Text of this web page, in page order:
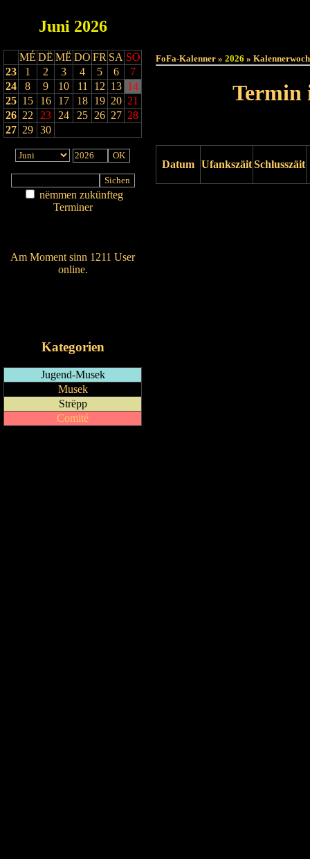
Juni 2026
MÉ DË MË DO FR SA SO
23
1 2 3 4 5 6
7
24
8 9 10 11 12 13 14
25 15 16 17 18 19 20 21
26 22 23 24 25 26 27 28
27 29 30
nëmmen zukünfteg
Terminer
Am Moment sinn 1211 User
online.
Kategorien
Jugend-Musek
Musek
Strëpp
Comité
FoFa-Kalenner » 2026 »
Termin
Datum UfankszäitSchlusszäit